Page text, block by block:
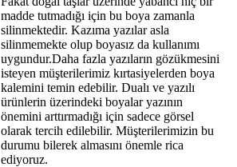
madde tutmadığı için bu boya zamanla
silinmektedir. Kazıma yazılar asla
silinmemekte olup boyasız da kullanımı
uygundur.Daha fazla yazıların gözükmesini
isteyen müşterilerimiz kırtasiyelerden boya
kalemini temin edebilir. Dualı ve yazılı
ürünlerin üzerindeki boyalar yazının
önemini arttırmadığı için sadece görsel
olarak tercih edilebilir. Müşterilerimizin bu
durumu bilerek almasını önemle rica
ediyoruz.